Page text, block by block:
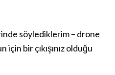
söylediklerim – drone
bir çıkışınız olduğu